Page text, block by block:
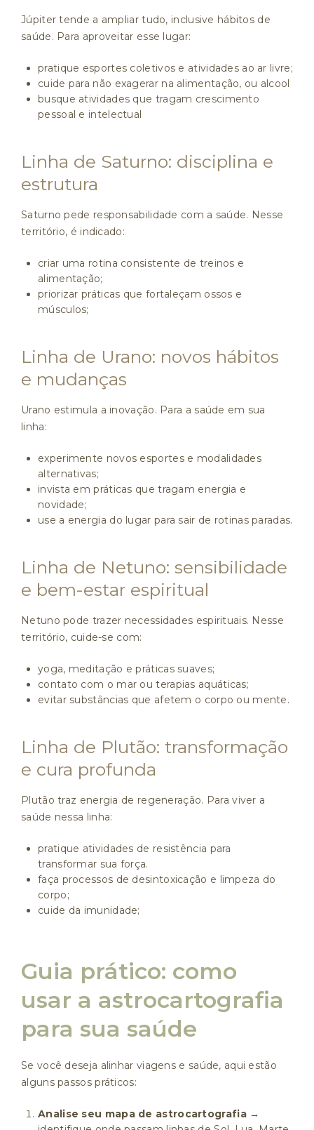
Júpiter tende a ampliar tudo, inclusive hábitos de
saúde. Para aproveitar esse lugar:
pratique esportes coletivos e atividades ao ar livre;
cuide para não exagerar na alimentação, ou alcool
busque atividades que tragam crescimento
pessoal e intelectual
Linha de Saturno: disciplina e
estrutura
Saturno pede responsabilidade com a saúde. Nesse
território, é indicado:
criar uma rotina consistente de treinos e
alimentação;
priorizar práticas que fortaleçam ossos e
músculos;
Linha de Urano: novos hábitos
e mudanças
Urano estimula a inovação. Para a saúde em sua
linha:
experimente novos esportes e modalidades
alternativas;
invista em práticas que tragam energia e
novidade;
use a energia do lugar para sair de rotinas paradas.
Linha de Netuno: sensibilidade
e bem-estar espiritual
Netuno pode trazer necessidades espirituais. Nesse
território, cuide-se com:
yoga, meditação e práticas suaves;
contato com o mar ou terapias aquáticas;
evitar substâncias que afetem o corpo ou mente.
Linha de Plutão: transformação
e cura profunda
Plutão traz energia de regeneração. Para viver a
saúde nessa linha:
pratique atividades de resistência para
transformar sua força.
faça processos de desintoxicação e limpeza do
corpo;
cuide da imunidade;
Guia prático: como
usar a astrocartografia
para sua saúde
Se você deseja alinhar viagens e saúde, aqui estão
alguns passos práticos:
Analise seu mapa de astrocartografia→